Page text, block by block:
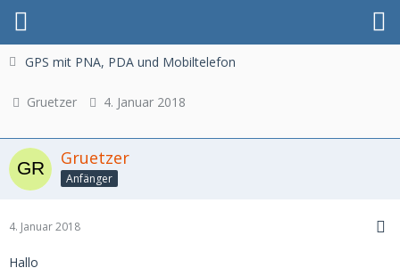
GPS mit PNA, PDA und Mobiltelefon
Gruetzer 4. Januar 2018
Gruetzer
Anfänger
4. Januar 2018
Hallo